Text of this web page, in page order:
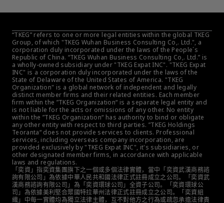
“TKEG” refers to one or more legal entities within the global TKEG
Group, of which "TKEG Wuhan Business Consulting Co,. Ltd.", a
corporation duly incorporated under the laws of the People´s
Republic of China. “TKEG Wuhan Business Consulting Co,. Ltd.” is
a wholly-owned subsidiary under "TKEG Expat INC". "TKEG Expat
INC" is a corporation duly incorporated under the laws of the
State of Delaware of the United States of America. "TKEG
Organization" is a global network of independent and legally
distinct member firms and their related entities. Each member
firm within the ”TKEG Organization“ is a separate legal entity and
is not liable for the acts or omissions of any other. No entity
within the ”TKEG Organization“ has authority to bind or obligate
any other entity with respect to third parties. ”TKEG Holdings
Teoranta“ does not provide services to clients. Professional
services, including overseas company incorporation, are
provided exclusively by "TKEG Expat INC", it's subsidiaries, or
other designated member firms, in accordance with applicable
laws and regulations.
「奕資」指奕資集團旗下之一個或多個法律實體，當中「奕資武漢商務諮
詢有限公司」為依據中華人民共和國法律正式註冊成立之公司。「奕資武
漢商務諮詢有限公司」為「奕資環球公司」全資子公司。「奕資環球公
司」為依據美利堅合眾國特拉華州法律正式註冊成立之公司。「奕資組
織」中每一實體均為獨立法律主體，互不對他方之行為或疏忽承擔法律責